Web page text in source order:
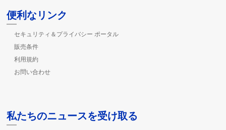
便利なリンク
セキュリティ＆プライバシー ポータル
販売条件
利用規約
お問い合わせ
私たちのニュースを受け取る